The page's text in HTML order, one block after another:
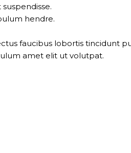
hendre.
faucibus lobortis tincidunt
amet elit ut volutpat.